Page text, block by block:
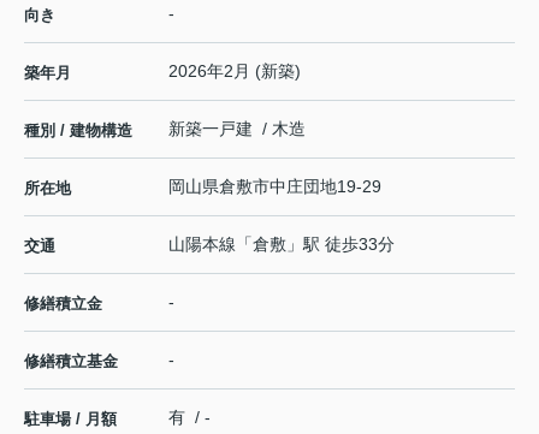
向き -
築年月 2026年2月 (新築)
種別 / 建物構造 新築一戸建 / 木造
所在地 岡山県倉敷市中庄団地19-29
交通 山陽本線 「倉敷 」駅 徒歩33分
修繕積立金 -
修繕積立基金 -
駐車場 / 月額 有 / -